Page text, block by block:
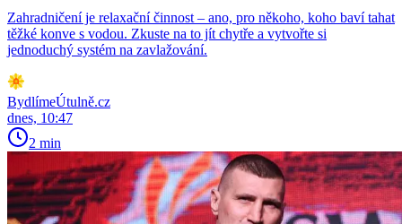
Zahradničení je relaxační činnost – ano, pro někoho, koho baví tahat
těžké konve s vodou. Zkuste na to jít chytře a vytvořte si
jednoduchý systém na zavlažování.
BydlímeÚtulně.cz
dnes, 10:47
2 min